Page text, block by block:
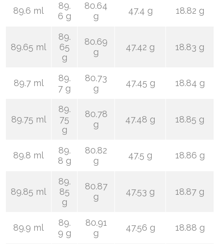
89.6 ml
89.
6 g
80.64
g
47.4 g 18.82 g
89.65 ml
89.
65
g
80.69
g
47.42 g 18.83 g
89.7 ml
89.
7 g
80.73
g
47.45 g 18.84 g
89.75 ml
89.
75
g
80.78
g
47.48 g 18.85 g
89.8 ml
89.
8 g
80.82
g
47.5 g 18.86 g
89.85 ml
89.
85
g
80.87
g
47.53 g 18.87 g
89.9 ml
89.
9 g
80.91
g
47.56 g 18.88 g